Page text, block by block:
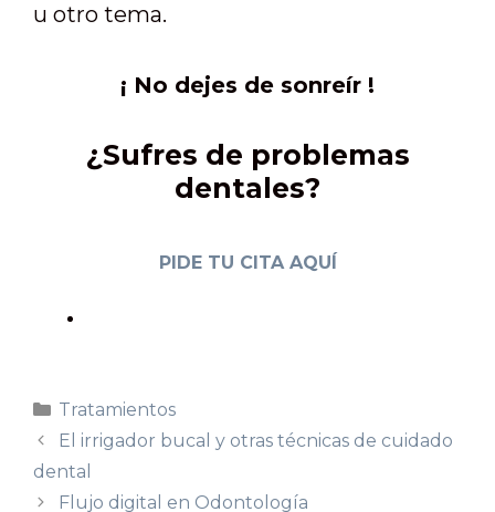
u otro tema.
¡ No dejes de sonreír !
¿Sufres de problemas
dentales?
PIDE TU CITA AQUÍ
Tratamientos
El irrigador bucal y otras técnicas de cuidado
dental
Flujo digital en Odontología